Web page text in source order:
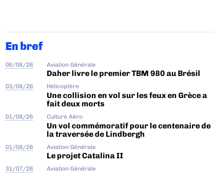
En bref
06/08/26 Aviation Générale
Daher livre le premier TBM 980 au Brésil
03/08/26 Hélicoptère
Une collision en vol sur les feux en Grèce a
fait deux morts
01/08/26 Culture Aéro
Un vol commémoratif pour le centenaire de
la traversée de Lindbergh
01/08/26 Aviation Générale
Le projet Catalina II
31/07/26 Aviation Générale